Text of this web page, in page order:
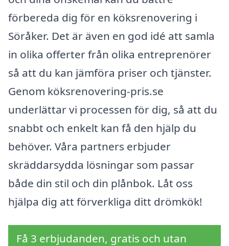
förbereda dig för en köksrenovering i
Söråker. Det är även en god idé att samla
in olika offerter från olika entreprenörer
så att du kan jämföra priser och tjänster.
Genom köksrenovering-pris.se
underlättar vi processen för dig, så att du
snabbt och enkelt kan få den hjälp du
behöver. Våra partners erbjuder
skräddarsydda lösningar som passar
både din stil och din plånbok. Låt oss
hjälpa dig att förverkliga ditt drömkök!
Få 3 erbjudanden, gratis och utan